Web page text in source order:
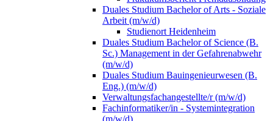
Duales Studium Bachelor of Arts - Soziale
Arbeit (m/w/d)
Studienort Heidenheim
Duales Studium Bachelor of Science (B.
Sc.) Management in der Gefahrenabwehr
(m/w/d)
Duales Studium Bauingenieurwesen (B.
Eng.) (m/w/d)
Verwaltungsfachangestellte/r (m/w/d)
Fachinformatiker/in - Systemintegration
(m/w/d)